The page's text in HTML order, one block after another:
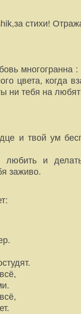
стихи!
многогранна :
цвета, когда
ни тебя на
и твой ум
любить и
заживо.